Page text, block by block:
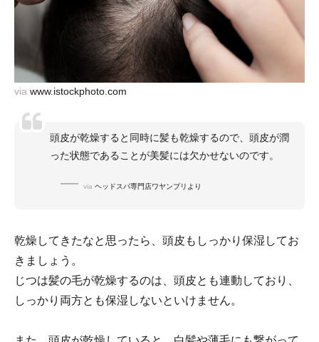
via www.istockphoto.com
頭皮が乾燥すると同時に髪も乾燥するので、頭皮が潤
った状態であることが美髪には欠かせないのです。
via ヘッドスパ専門店ワヤンプリより
乾燥してきたなと思ったら、頭皮もしっかり保湿してお
きましょう。
じつは髪の毛が乾燥するのは、頭皮とも連動しており、
しっかり両方とも保湿しないといけません。